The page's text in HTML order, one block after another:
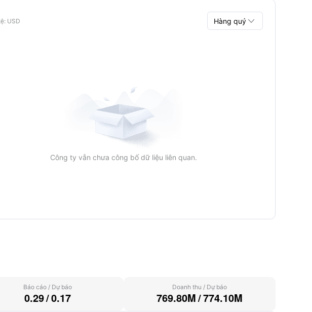
: USD Hàng quý 
Công ty vẫn chưa công bố dữ liệu liên quan.
Báo cáo / Dự báo
0.29/0.17
Doanh thu / Dự báo
769.80M/774.10M